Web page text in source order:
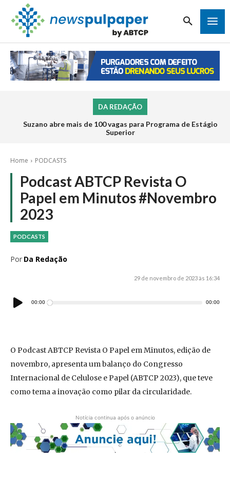
DA REDAÇÃO
Suzano abre mais de 100 vagas para Programa de Estágio
Superior
Home PODCASTS
Podcast ABTCP Revista O
Papel em Minutos #Novembro
2023
PODCASTS
Por Da Redação
29 de novembro de 2023 às 16:34
Tocador
de
00:00 00:00
O Podcast ABTCP Revista O Papel em Minutos, edição de
novembro, apresenta um balanço do Congresso
Internacional de Celulose e Papel (ABTCP 2023), que teve
como tema a inovação como pilar da circularidade.
Notícia continua após o anúncio